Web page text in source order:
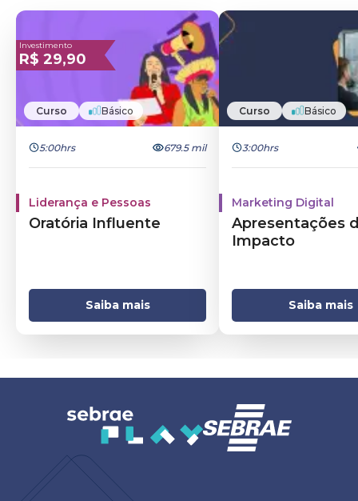
Investimento
R$ 29,90
Curso Básico
5:00hrs 679.5 mil
Liderança e Pessoas
Oratória Influente
Saiba mais
Curso Básico
3:00hrs
Marketing Digital
Apresentações
Impacto
Saiba mais